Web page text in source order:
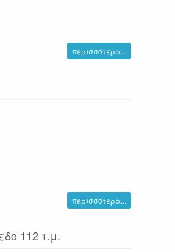
περισσότερα...
περισσότερα...
112 τ.μ.